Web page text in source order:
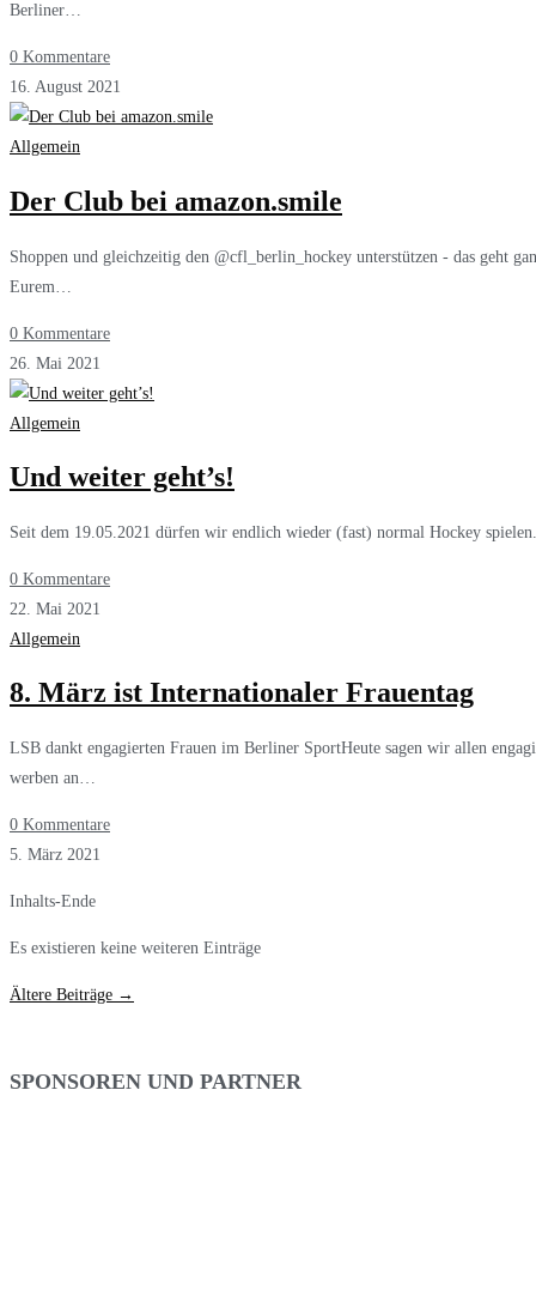
Berliner…
0 Kommentare
16. August 2021
Allgemein
Der Club bei amazon.smile
Shoppen und gleichzeitig den @cfl_berlin_hockey unterstützen - das geht
Eurem…
0 Kommentare
26. Mai 2021
Allgemein
Und weiter geht’s!
Seit dem 19.05.2021 dürfen wir endlich wieder (fast) normal Hockey
0 Kommentare
22. Mai 2021
Allgemein
8. März ist Internationaler Frauentag
LSB dankt engagierten Frauen im Berliner SportHeute sagen wir allen
werben an…
0 Kommentare
5. März 2021
Inhalts-Ende
Es existieren keine weiteren Einträge
Ältere Beiträge →
SPONSOREN UND PARTNER